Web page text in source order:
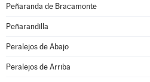
Peñaranda de Bracamonte
Peñarandilla
Peralejos de Abajo
Peralejos de Arriba